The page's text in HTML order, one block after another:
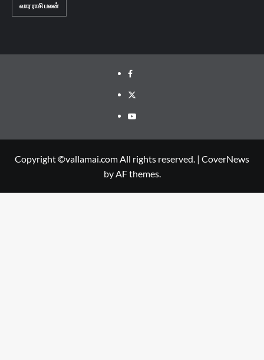
வார ராசி பலன்
Facebook
Twitter
Youtube
Copyright ©vallamai.com All rights reserved. | CoverNews
by AF themes.